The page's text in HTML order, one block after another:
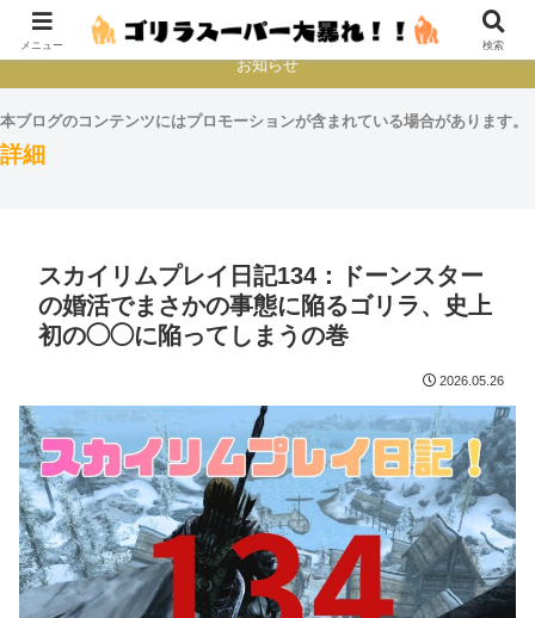
本とか映画とかゲームプレイとか
お知らせ
本ブログのコンテンツにはプロモーションが含まれている場合があります。
詳細
スカイリムプレイ日記134：ドーンスター
の婚活でまさかの事態に陥るゴリラ、史上
初の◯◯に陥ってしまうの巻
2026.05.26
メニュー 検索